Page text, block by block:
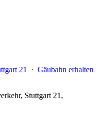
21 · Gäubahn erhalten
Stuttgart 21,